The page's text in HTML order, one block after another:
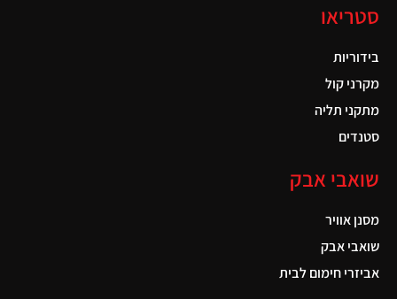
סטריאו
בידוריות
מקרני קול
מתקני תליה
סטנדים
שואבי אבק
מסנן אוויר
שואבי אבק
אביזרי חימום לבית